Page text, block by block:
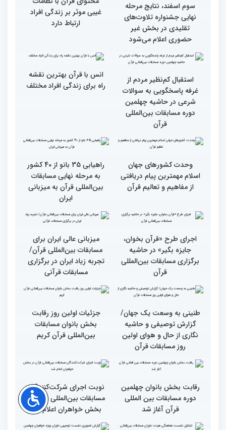
گزارش تصویری اولین روز
رقابت بخش بانوان چهلمین
دوره مسابقات بین المللی
قرآن کریم (بخش دوم)
دوره مسابقات بین المللی
سوم اسفند، نتایج مرحله
نهایی جشنواره تلاوت‌های
تقلیدی در بخش غیر
حضوری اعلام می‌شود
استقبال کم‌نظیر مردم از
غرفه پاسخگویی به سوالات
دوره مسابقات بین‌المللی
قرآن
انس با قرآن بهترین نقشه
راه برای زندگی افراد مختلف
وحدت کشورهای جهان
اسلام مهمترین پیام دریافتی
از مفاهیم و تعالیم قرآن
راهیابی 35 بانو از 40 کشور
به مرحله نهایی مسابقات
بین‌المللی قرآن به میزبانی
ایران
اجرای طرح «قرآن بخوان،
جایزه بگیر» در حاشیه
برگزاری مسابقات بین‌المللی
قرآن
میزبانی عالی ایران برای
تجربه زیاد ایران در برگزاری
مسابقات قرآنی
طنینی به وسعت یک جهان/
گزارش توصیفی و حاشیه
جزئیات اولین روز رقابت
بخش بانوان مسابقات